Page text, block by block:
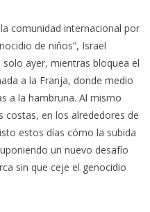
comunidad internacional por
de niños”, Israel
ayer, mientras bloquea el
a la Franja, donde medio
a la hambruna. Al mismo
costas, en los alrededores de
estos días cómo la subida
un nuevo desafío
sin que ceje el genocidio